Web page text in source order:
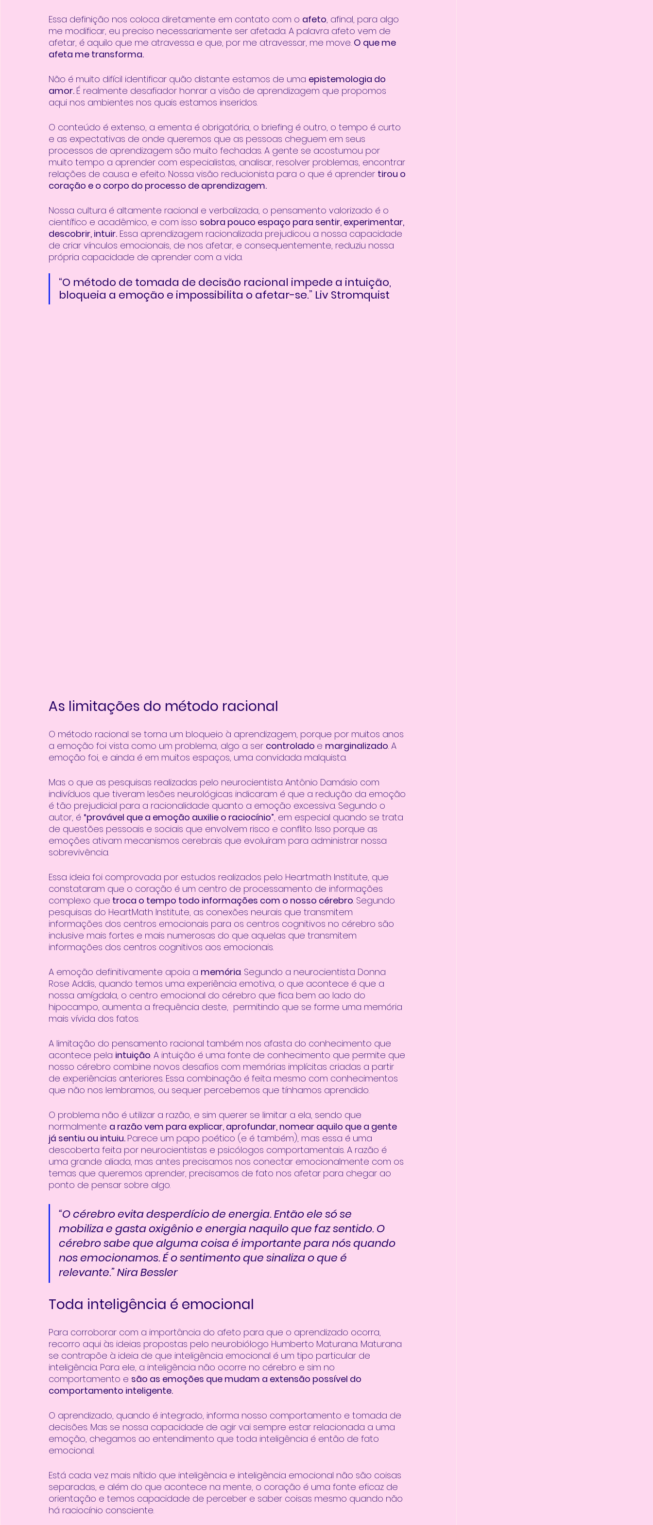
Essa definição nos coloca diretamente em contato com o afeto, afinal, para algo
me modificar, eu preciso necessariamente ser afetada. A palavra afeto vem de
afetar, é aquilo que me atravessa e que, por me atravessar, me move. O que me
afeta me transforma.
Não é muito difícil identificar quão distante estamos de uma epistemologia do
amor. É realmente desafiador honrar a visão de aprendizagem que propomos
aqui nos ambientes nos quais estamos inseridos.
O conteúdo é extenso, a ementa é obrigatória, o briefing é outro, o tempo é curto
e as expectativas de onde queremos que as pessoas cheguem em seus
processos de aprendizagem são muito fechadas. A gente se acostumou por
muito tempo a aprender com especialistas, analisar, resolver problemas, encontrar
relações de causa e efeito. Nossa visão reducionista para o que é aprender tirou o
coração e o corpo do processo de aprendizagem.
Nossa cultura é altamente racional e verbalizada, o pensamento valorizado é o
científico e acadêmico, e com isso sobra pouco espaço para sentir, experimentar,
descobrir, intuir. Essa aprendizagem racionalizada prejudicou a nossa capacidade
de criar vínculos emocionais, de nos afetar, e consequentemente, reduziu nossa
própria capacidade de aprender com a vida.
“O método de tomada de decisão racional impede a intuição,
bloqueia a emoção e impossibilita o afetar-se.” Liv Stromquist
As limitações do método racional
O método racional se torna um bloqueio à aprendizagem, porque por muitos anos
a emoção foi vista como um problema, algo a ser controlado e marginalizado. A
emoção foi, e ainda é em muitos espaços, uma convidada malquista.
Mas o que as pesquisas realizadas pelo neurocientista Antônio Damásio com
indivíduos que tiveram lesões neurológicas indicaram é que a redução da emoção
é tão prejudicial para a racionalidade quanto a emoção excessiva. Segundo o
autor, é “provável que a emoção auxilie o raciocínio”, em especial quando se trata
de questões pessoais e sociais que envolvem risco e conflito. Isso porque as
emoções ativam mecanismos cerebrais que evoluíram para administrar nossa
sobrevivência.
Essa ideia foi comprovada por estudos realizados pelo Heartmath Institute, que
constataram que o coração é um centro de processamento de informações
complexo que troca o tempo todo informações com o nosso cérebro. Segundo
pesquisas do HeartMath Institute, as conexões neurais que transmitem
informações dos centros emocionais para os centros cognitivos no cérebro são
inclusive mais fortes e mais numerosas do que aquelas que transmitem
informações dos centros cognitivos aos emocionais.
A emoção definitivamente apoia a memória. Segundo a neurocientista Donna
Rose Addis, quando temos uma experiência emotiva, o que acontece é que a
nossa amígdala, o centro emocional do cérebro que fica bem ao lado do
hipocampo, aumenta a frequência deste,  permitindo que se forme uma memória
mais vívida dos fatos.
A limitação do pensamento racional também nos afasta do conhecimento que
acontece pela intuição. A intuição é uma fonte de conhecimento que permite que
nosso cérebro combine novos desafios com memórias implícitas criadas a partir
de experiências anteriores. Essa combinação é feita mesmo com conhecimentos
que não nos lembramos, ou sequer percebemos que tínhamos aprendido.
O problema não é utilizar a razão, e sim querer se limitar a ela, sendo que
normalmente a razão vem para explicar, aprofundar, nomear aquilo que a gente
já sentiu ou intuiu. Parece um papo poético (e é também), mas essa é uma
descoberta feita por neurocientistas e psicólogos comportamentais. A razão é
uma grande aliada, mas antes precisamos nos conectar emocionalmente com os
temas que queremos aprender, precisamos de fato nos afetar para chegar ao
ponto de pensar sobre algo.
“O cérebro evita desperdício de energia. Então ele só se
mobiliza e gasta oxigênio e energia naquilo que faz sentido. O
cérebro sabe que alguma coisa é importante para nós quando
nos emocionamos. É o sentimento que sinaliza o que é
relevante.” Nira Bessler
Toda inteligência é emocional
Para corroborar com a importância do afeto para que o aprendizado ocorra,
recorro aqui às ideias propostas pelo neurobiólogo Humberto Maturana. Maturana
se contrapõe à ideia de que inteligência emocional é um tipo particular de
inteligência. Para ele, a inteligência não ocorre no cérebro e sim no
comportamento e são as emoções que mudam a extensão possível do
comportamento inteligente.
O aprendizado, quando é integrado, informa nosso comportamento e tomada de
decisões. Mas se nossa capacidade de agir vai sempre estar relacionada a uma
emoção, chegamos ao entendimento que toda inteligência é então de fato
emocional.
Está cada vez mais nítido que inteligência e inteligência emocional não são coisas
separadas, e além do que acontece na mente, o coração é uma fonte eficaz de
orientação e temos capacidade de perceber e saber coisas mesmo quando não
há raciocínio consciente.